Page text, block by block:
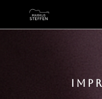
MEINE